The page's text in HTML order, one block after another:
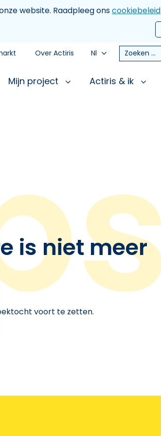
website. Raadpleeg onscookiebeleid
Over Actiris Nl Zoeken
Mijn project Actiris & ik
is niet meer
voort te zetten.